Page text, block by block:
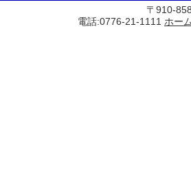
〒910-
電話:0776-21-1111 ホー